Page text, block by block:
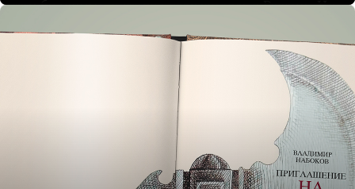
тем будущим, которое разразилось в России. Но
большинство утопий и антиутопий начала XX
века при всей точности угаданного вектора, при
всем страхе перед тоталитаризмом, который
объединяет всех, попали в молоко. Замятинский
роман, который очень многое угадал точно, стал
культовым на Западе, достаточно популярным в
России, но все-таки промахнулся мимо главной